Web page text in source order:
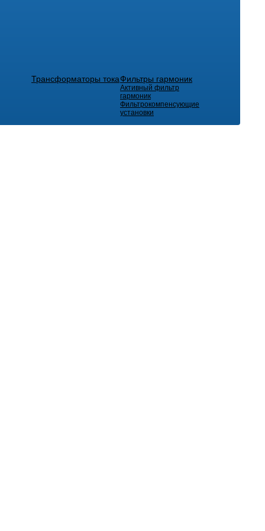
Трансформаторы токаФильтры гармоник
Активный фильтр
гармоник
Фильтрокомпенсующие
установки